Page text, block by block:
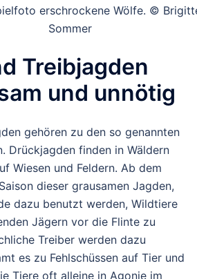
erschrockene Wölfe. ©
Sommer
Treibjagden
und unnötig
gehören zu den so genannten
Drückjagden finden in Wäldern
Wiesen und Feldern. Ab dem
dieser grausamen Jagden,
dazu benutzt werden, Wildtiere
Jägern vor die Flinte zu
Treiber werden dazu
es zu Fehlschüssen auf Tier und
Tiere oft alleine in Agonie im